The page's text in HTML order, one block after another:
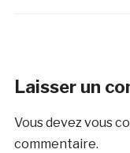
Laisser un
Vous devezvous
commentaire.